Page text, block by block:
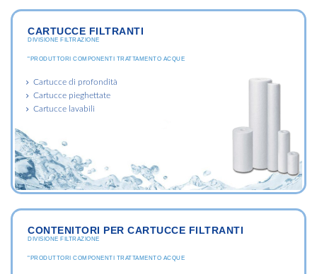
CARTUCCE FILTRANTI
DIVISIONE FILTRAZIONE
"PRODUTTORI COMPONENTI TRATTAMENTO ACQUE
Cartucce di profondità
Cartucce pieghettate
Cartucce lavabili
CONTENITORI PER CARTUCCE FILTRANTI
DIVISIONE FILTRAZIONE
"PRODUTTORI COMPONENTI TRATTAMENTO ACQUE